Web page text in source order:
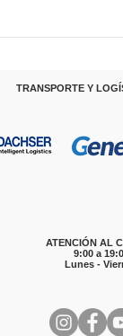
Y
ATENCIÓN AL
9:00 a
Lunes -